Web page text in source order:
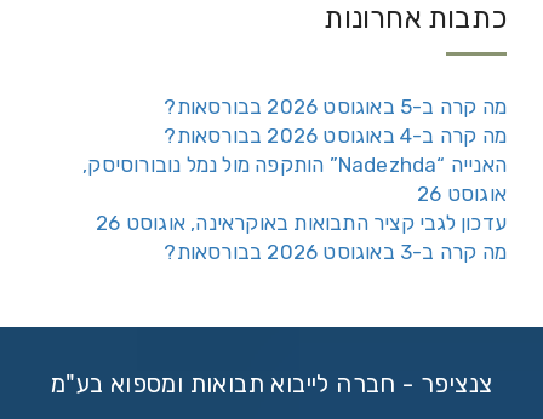
כתבות אחרונות
מה קרה ב-5 באוגוסט 2026 בבורסאות?
מה קרה ב-4 באוגוסט 2026 בבורסאות?
האנייה “Nadezhda” הותקפה מול נמל נובורוסיסק,
אוגוסט 26
עדכון לגבי קציר התבואות באוקראינה, אוגוסט 26
מה קרה ב-3 באוגוסט 2026 בבורסאות?
צנציפר - חברה לייבוא תבואות ומספוא בע"מ